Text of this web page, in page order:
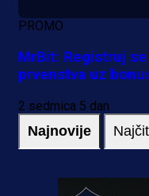
PROMO
MrBit: Registruj
prvenstva uz
2 sedmica 5 dan
Najnovije